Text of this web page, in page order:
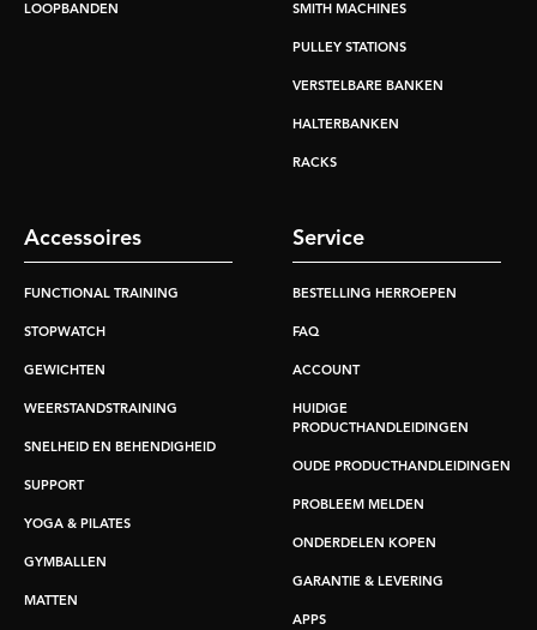
LOOPBANDEN SMITH MACHINES
PULLEY STATIONS
VERSTELBARE BANKEN
HALTERBANKEN
RACKS
Accessoires
FUNCTIONAL TRAINING
STOPWATCH
GEWICHTEN
WEERSTANDSTRAINING
SNELHEID EN BEHENDIGHEID
SUPPORT
YOGA & PILATES
GYMBALLEN
MATTEN
Service
BESTELLING HERROEPEN
FAQ
ACCOUNT
HUIDIGE
PRODUCTHANDLEIDINGEN
OUDE PRODUCTHANDLEIDINGEN
PROBLEEM MELDEN
ONDERDELEN KOPEN
GARANTIE & LEVERING
APPS